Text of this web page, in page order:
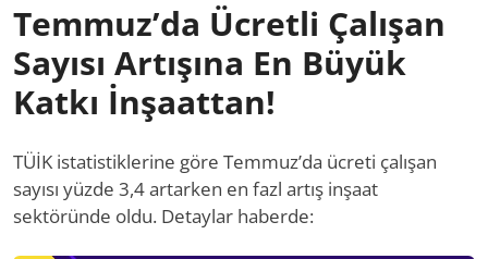
Temmuz’da Ücretli Çalışan
Sayısı Artışına En Büyük
Katkı İnşaattan!
TÜİK istatistiklerine göre Temmuz’da ücreti çalışan
sayısı yüzde 3,4 artarken en fazl artış inşaat
sektöründe oldu. Detaylar haberde: